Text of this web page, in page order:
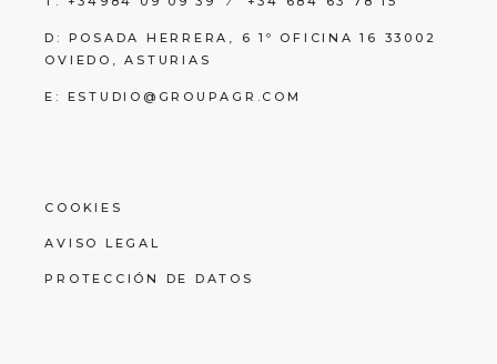
D: POSADA HERRERA, 6 1º OFICINA 16 33002
OVIEDO, ASTURIAS
E: ESTUDIO@GROUPAGR.COM
COOKIES
AVISO LEGAL
PROTECCIÓN DE DATOS